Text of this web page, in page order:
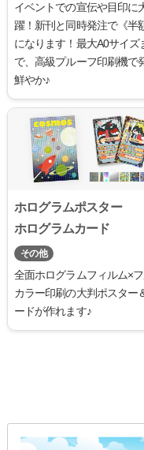
イベントでの宣伝や目印に
躍！新刊と同時発注で《半
になります！最大A0サイズ
で、高級プルーフ印刷機で
鮮やか♪
ホログラムポスター
ホログラムカード
その他
全面ホログラムフィルム×
カラー印刷の大判ポスター
ードが作れます♪